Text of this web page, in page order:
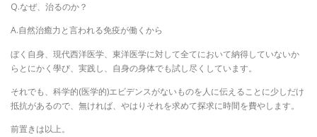
Q.なぜ、治るのか？
A.自然治癒力と言われる免疫が働くから
ぼく自身、現代西洋医学、東洋医学に対して全てにおいて納得していないか
らとにかく學び、実践し、自身の身体でも試し尽くしています。
それでも、科学的(医学的)エビデンスがないものを人に伝えることに少しだけ
抵抗があるので、無ければ、やはりそれを求めて探求に時間を費やします。
前置きは以上。